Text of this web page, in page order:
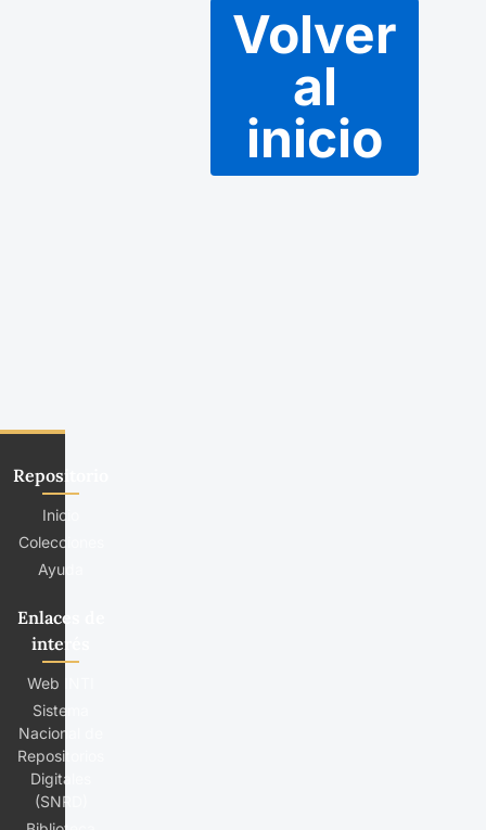
Volver
al
inicio
Repositorio
Inicio
Colecciones
Ayuda
Enlaces de
interés
Web INTI
Sistema
Nacional de
Repositorios
Digitales
(SNRD)